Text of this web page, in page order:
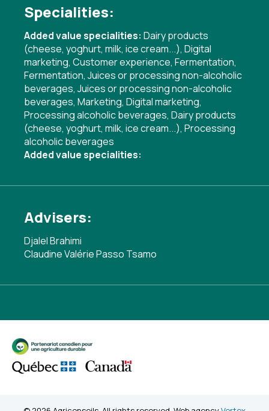
Specialities:
Added value specialities: Dairy products
(cheese, yoghurt, milk, ice cream...), Digital
marketing, Customer experience, Fermentation,
Fermentation, Juices or processing non-alcoholic
beverages, Juices or processing non-alcoholic
beverages, Marketing, Digital marketing,
Processing alcoholic beverages, Dairy products
(cheese, yoghurt, milk, ice cream...), Processing
alcoholic beverages
Added value specialities:
Advisers:
Djalel Brahimi
Claudine Valérie Passo Tsamo